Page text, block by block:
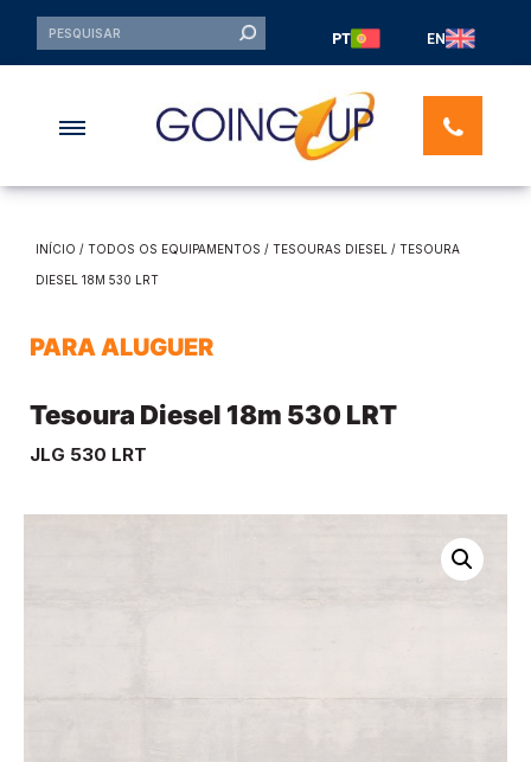
PT EN
INÍCIO / TODOS OS EQUIPAMENTOS / TESOURAS DIESEL / TESOURA
DIESEL 18M 530 LRT
PARA ALUGUER
Tesoura Diesel 18m 530 LRT
JLG 530 LRT